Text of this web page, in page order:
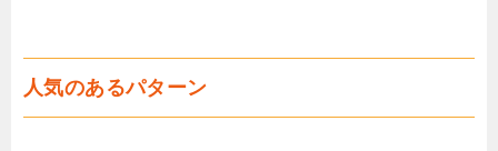
人気のあるパターン